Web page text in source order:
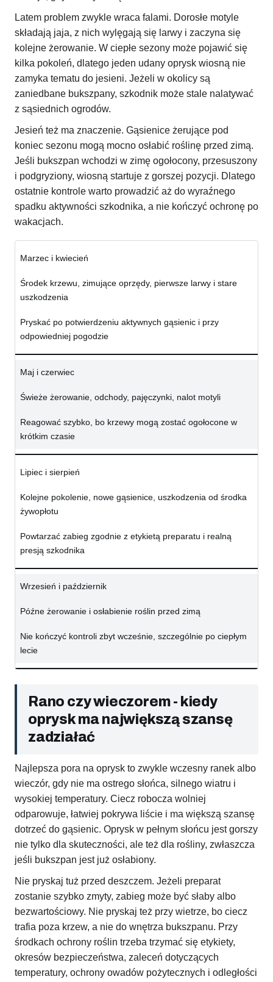
Latem problem zwykle wraca falami. Dorosłe motyle
składają jaja, z nich wylęgają się larwy i zaczyna się
kolejne żerowanie. W ciepłe sezony może pojawić się
kilka pokoleń, dlatego jeden udany oprysk wiosną nie
zamyka tematu do jesieni. Jeżeli w okolicy są
zaniedbane bukszpany, szkodnik może stale nalatywać
z sąsiednich ogrodów.
Jesień też ma znaczenie. Gąsienice żerujące pod
koniec sezonu mogą mocno osłabić roślinę przed zimą.
Jeśli bukszpan wchodzi w zimę ogołocony, przesuszony
i podgryziony, wiosną startuje z gorszej pozycji. Dlatego
ostatnie kontrole warto prowadzić aż do wyraźnego
spadku aktywności szkodnika, a nie kończyć ochronę po
wakacjach.
Marzec i kwiecień
Środek krzewu, zimujące oprzędy, pierwsze larwy i stare
uszkodzenia
Pryskać po potwierdzeniu aktywnych gąsienic i przy
odpowiedniej pogodzie
Maj i czerwiec
Świeże żerowanie, odchody, pajęczynki, nalot motyli
Reagować szybko, bo krzewy mogą zostać ogołocone w
krótkim czasie
Lipiec i sierpień
Kolejne pokolenie, nowe gąsienice, uszkodzenia od środka
żywopłotu
Powtarzać zabieg zgodnie z etykietą preparatu i realną
presją szkodnika
Wrzesień i październik
Późne żerowanie i osłabienie roślin przed zimą
Nie kończyć kontroli zbyt wcześnie, szczególnie po ciepłym
lecie
Rano czy wieczorem - kiedy
oprysk ma największą szansę
zadziałać
Najlepsza pora na oprysk to zwykle wczesny ranek albo
wieczór, gdy nie ma ostrego słońca, silnego wiatru i
wysokiej temperatury. Ciecz robocza wolniej
odparowuje, łatwiej pokrywa liście i ma większą szansę
dotrzeć do gąsienic. Oprysk w pełnym słońcu jest gorszy
nie tylko dla skuteczności, ale też dla rośliny, zwłaszcza
jeśli bukszpan jest już osłabiony.
Nie pryskaj tuż przed deszczem. Jeżeli preparat
zostanie szybko zmyty, zabieg może być słaby albo
bezwartościowy. Nie pryskaj też przy wietrze, bo ciecz
trafia poza krzew, a nie do wnętrza bukszpanu. Przy
środkach ochrony roślin trzeba trzymać się etykiety,
okresów bezpieczeństwa, zaleceń dotyczących
temperatury, ochrony owadów pożytecznych i odległości